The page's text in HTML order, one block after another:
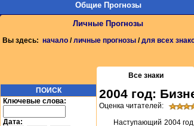
Общие Прогнозы
Личные Прогнозы
Вы здесь: начало /личные прогнозы /для всех
Все знаки
ПОИСК
Ключевые слова:
Дата:
2004 год:
Оценка читателей:
Наступающий 2004